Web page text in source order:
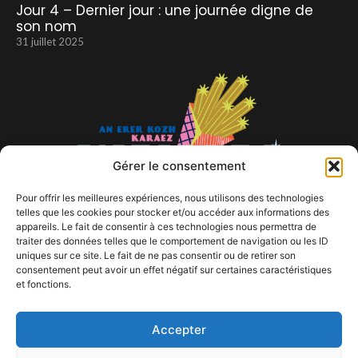
Gérer le consentement
Pour offrir les meilleures expériences, nous utilisons des technologies
telles que les cookies pour stocker et/ou accéder aux informations des
appareils. Le fait de consentir à ces technologies nous permettra de
traiter des données telles que le comportement de navigation ou les ID
uniques sur ce site. Le fait de ne pas consentir ou de retirer son
consentement peut avoir un effet négatif sur certaines caractéristiques
et fonctions.
Accepter
Jour 4 – Dernier jour : une journée digne de
son nom
31 juillet 2025
12 avril 2023